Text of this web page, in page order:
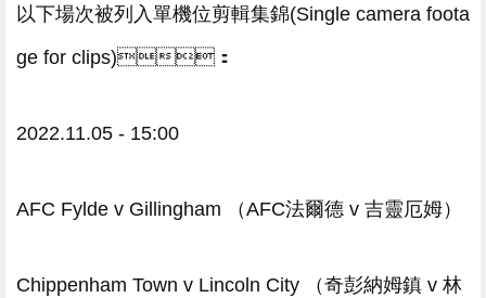
以下場次被列入單機位剪輯集錦(Single camera foota
ge for clips)：
2022.11.05 - 15:00
AFC Fylde v Gillingham （AFC法爾德 v 吉靈厄姆）
Chippenham Town v Lincoln City （奇彭納姆鎮 v 林